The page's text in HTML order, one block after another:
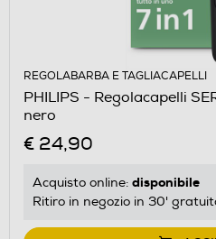
REGOLABARBA E TAGLIACAPELLI
PHILIPS - Regolacapelli
nero
€ 24,90
Acquisto online: disponibile
Ritiro in negozio in 30'